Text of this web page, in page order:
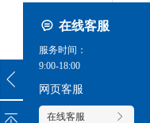
在线客服
服务时间：
9:00-18:00
网页客服
在线客服